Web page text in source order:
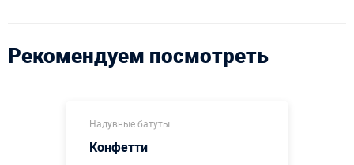
Рекомендуем посмотреть
Надувные батуты
Конфетти